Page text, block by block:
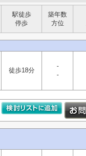
駅徒歩
停歩
築年数
方位
徒歩18分
-
-